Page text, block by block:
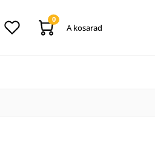
0
A kosarad